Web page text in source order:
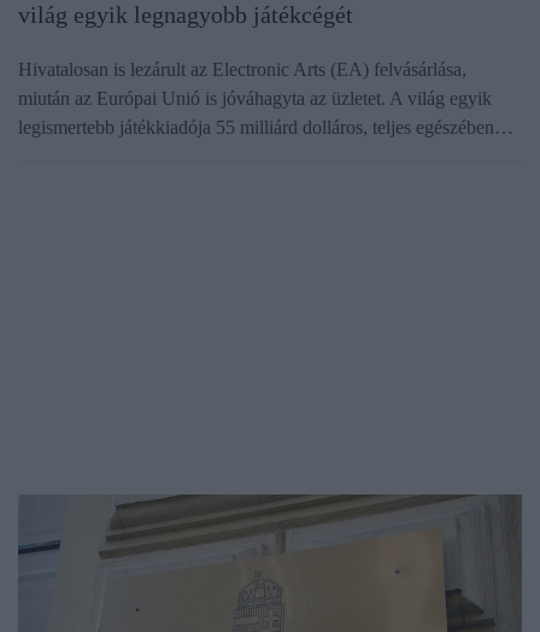
világ egyik legnagyobb játékcégét
Hivatalosan is lezárult az Electronic Arts (EA) felvásárlása,
miután az Európai Unió is jóváhagyta az üzletet. A világ egyik
legismertebb játékkiadója 55 milliárd dolláros, teljes egészében…